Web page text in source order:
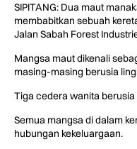
SIPITANG: Dua maut
membabitkan sebuah
Jalan Sabah Forest
Mangsa maut dikenali
masing-masing berusia
Tiga cedera wanita
Semua mangsa di dalam
hubungan kekeluargaan.